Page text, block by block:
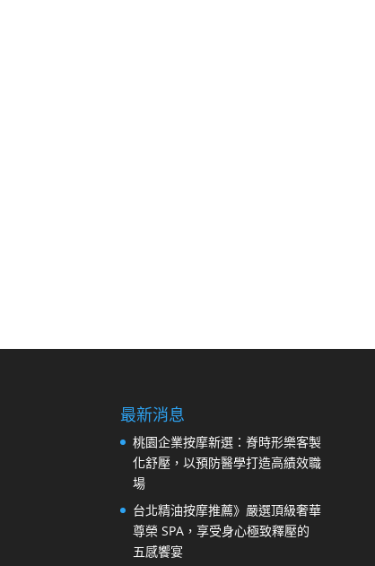
最新消息
桃園企業按摩新選：脊時形樂客製
化舒壓，以預防醫學打造高績效職
場
台北精油按摩推薦》嚴選頂級奢華
尊榮 SPA，享受身心極致釋壓的
五感饗宴